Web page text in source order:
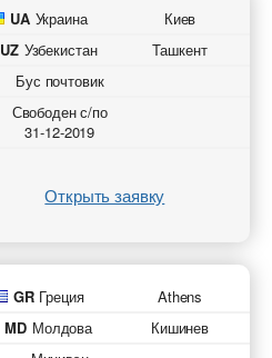
UA Украина Киев
UZ Узбекистан Ташкент
Бус почтовик
Свободен с/по
31-12-2019
Открыть заявку
GR Греция Athens
MD Молдова Кишинев